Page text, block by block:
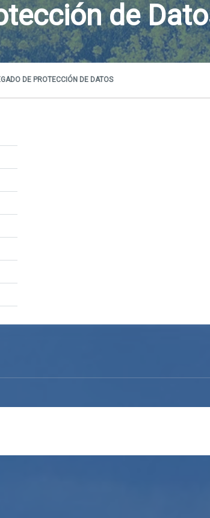
de
DE PROTECCIÓN DE DATOS